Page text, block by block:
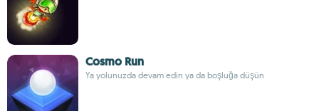
Cosmo Run
Ya yolunuzda devam edin ya da boşluğa düşün